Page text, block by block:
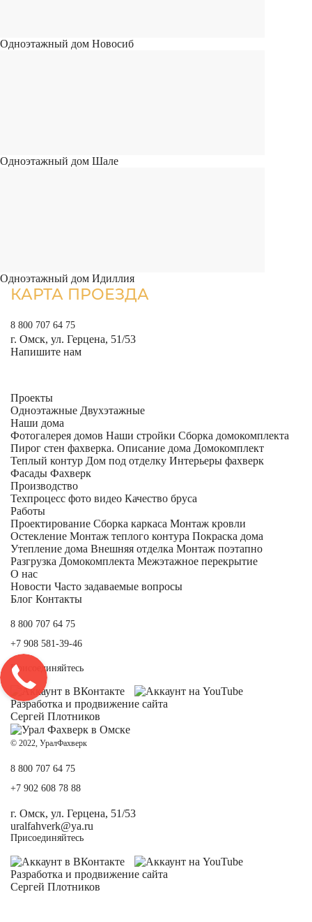
Одноэтажный дом Новосиб
Одноэтажный дом Шале
Одноэтажный дом Идиллия
КАРТА ПРОЕЗДА
8 800 707 64 75
г. Омск, ул. Герцена, 51/53
Напишите нам
Проекты
Одноэтажные Двухэтажные
Наши дома
Фотогалерея домов Наши стройки Сборка домокомплекта
Пирог стен фахверка. Описание дома Домокомплект
Теплый контур Дом под отделку Интерьеры фахверк
Фасады Фахверк
Производство
Техпроцесс фото видео Качество бруса
Работы
Проектирование Сборка каркаса Монтаж кровли
Остекление Монтаж теплого контура Покраска дома
Утепление дома Внешняя отделка Монтаж поэтапно
Разгрузка Домокомплекта Межэтажное перекрытие
О нас
Новости Часто задаваемые вопросы
Блог Контакты
8 800 707 64 75
+7 908 581-39-46
Присоединяйтесь
Разработка и продвижение сайта
Сергей Плотников
© 2022, УралФахверк
8 800 707 64 75
+7 902 608 78 88
г. Омск, ул. Герцена, 51/53
uralfahverk@ya.ru
Присоединяйтесь
Разработка и продвижение сайта
Сергей Плотников